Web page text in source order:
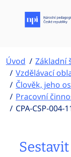
Úvod Základní
Vzdělávací
Člověk, jeho
Pracovní
CPA-CSP-004-